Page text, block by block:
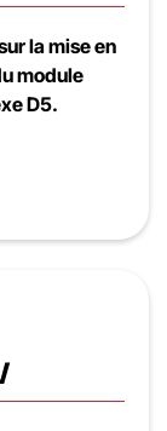
la mise en
module
D5.